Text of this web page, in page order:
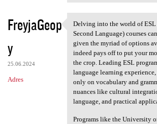
FreyjaGeop
y
25.06.2024
Adres
Delving into the world
Delving into the world of ESL
Second Language) courses
given the myriad of options
indeed pays off to put your
the crop. Leading ESL
language learning
only on vocabulary and
nuances like cultural
language, and practical
Programs like the University